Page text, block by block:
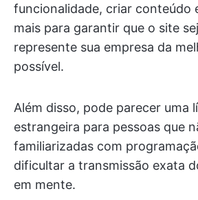
funcionalidade, criar conteúdo
mais para garantir que o site
represente sua empresa da
possível.
Além disso, pode parecer uma
estrangeira para pessoas que
familiarizadas com
dificultar a transmissão exata
em mente.